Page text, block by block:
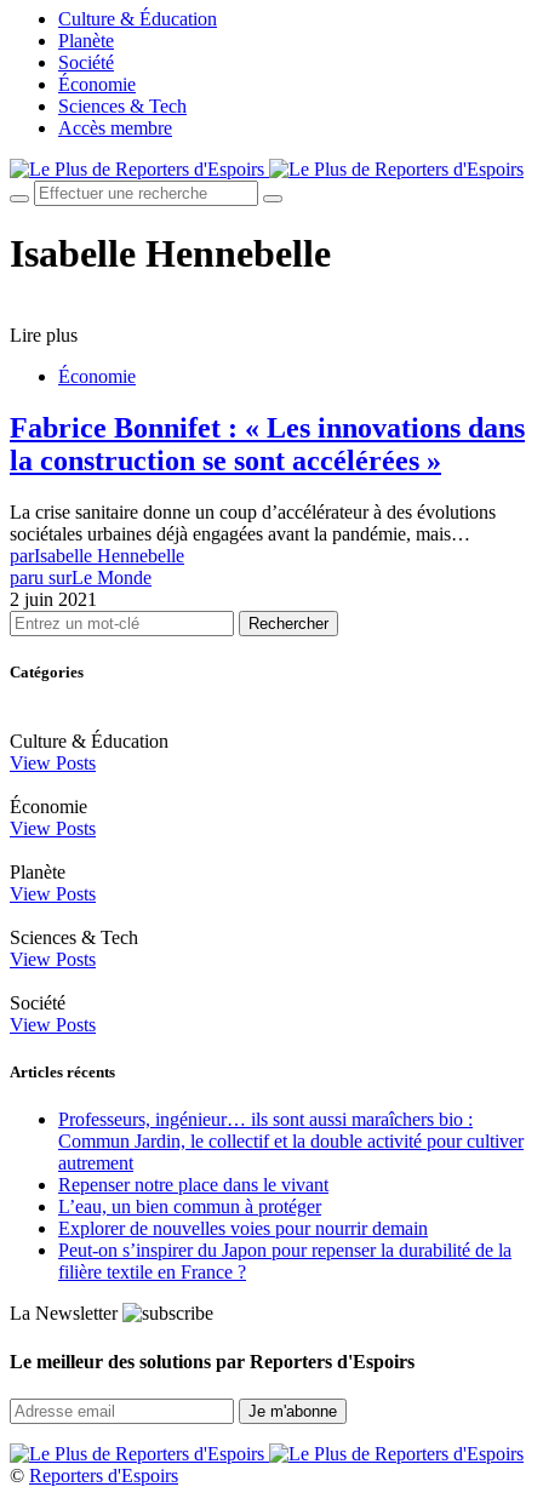
Culture & Éducation
Planète
Société
Économie
Sciences & Tech
Accès membre
Isabelle Hennebelle
Lire plus
Économie
Fabrice Bonnifet : « Les innovations dans
la construction se sont accélérées »
La crise sanitaire donne un coup d’accélérateur à des évolutions
sociétales urbaines déjà engagées avant la pandémie, mais…
parIsabelle Hennebelle
paru surLe Monde
2 juin 2021
Rechercher
Catégories
Culture & Éducation
View Posts
Économie
View Posts
Planète
View Posts
Sciences & Tech
View Posts
Société
View Posts
Articles récents
Professeurs, ingénieur… ils sont aussi maraîchers bio :
Commun Jardin, le collectif et la double activité pour cultiver
autrement
Repenser notre place dans le vivant
L’eau, un bien commun à protéger
Explorer de nouvelles voies pour nourrir demain
Peut‑on s’inspirer du Japon pour repenser la durabilité de la
filière textile en France ?
La Newsletter
Le meilleur des solutions par Reporters d'Espoirs
© Reporters d'Espoirs